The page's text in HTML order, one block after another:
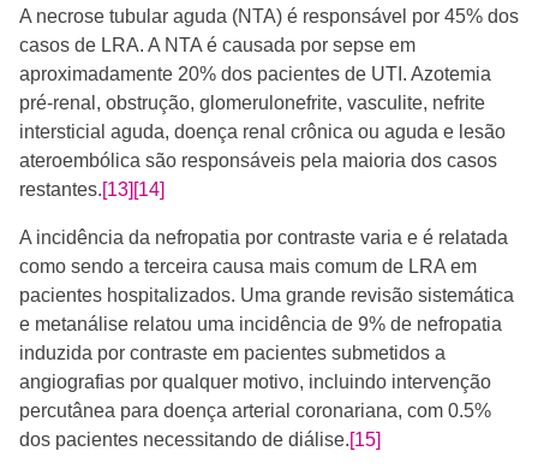
A necrose tubular aguda (NTA) é responsável por 45% dos
casos de LRA. A NTA é causada por sepse em
aproximadamente 20% dos pacientes de UTI. Azotemia
pré-renal, obstrução, glomerulonefrite, vasculite, nefrite
intersticial aguda, doença renal crônica ou aguda e lesão
ateroembólica são responsáveis pela maioria dos casos
restantes.[13] [14]
A incidência da nefropatia por contraste varia e é relatada
como sendo a terceira causa mais comum de LRA em
pacientes hospitalizados. Uma grande revisão sistemática
e metanálise relatou uma incidência de 9% de nefropatia
induzida por contraste em pacientes submetidos a
angiografias por qualquer motivo, incluindo intervenção
percutânea para doença arterial coronariana, com 0.5%
dos pacientes necessitando de diálise.[15]